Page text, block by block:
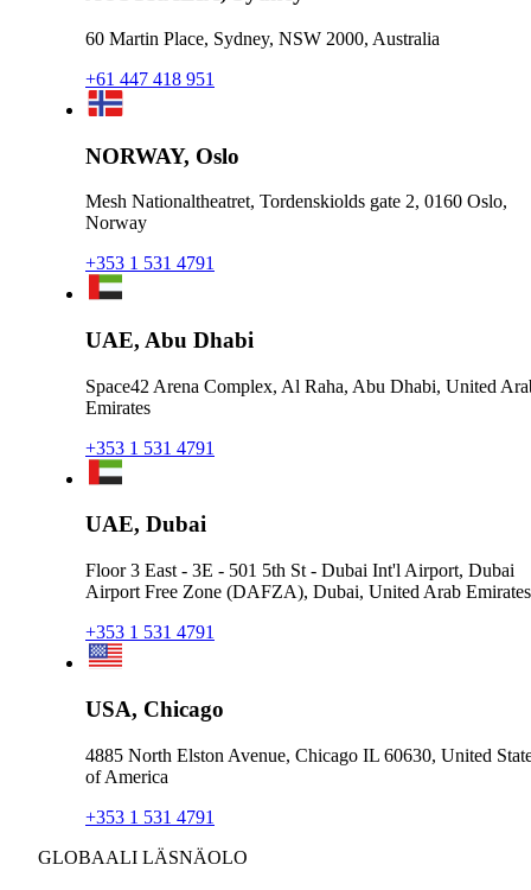
60 Martin Place, Sydney, NSW 2000, Australia
+61 447 418 951
NORWAY, Oslo
Mesh Nationaltheatret, Tordenskiolds gate 2, 0160 Oslo,
Norway
+353 1 531 4791
UAE, Abu Dhabi
Space42 Arena Complex, Al Raha, Abu Dhabi, United
Emirates
+353 1 531 4791
UAE, Dubai
Floor 3 East - 3E - 501 5th St - Dubai Int'l Airport, Dubai
Airport Free Zone (DAFZA), Dubai, United Arab Emirates
+353 1 531 4791
USA, Chicago
4885 North Elston Avenue, Chicago IL 60630, United
of America
+353 1 531 4791
GLOBAALI LÄSNÄOLO